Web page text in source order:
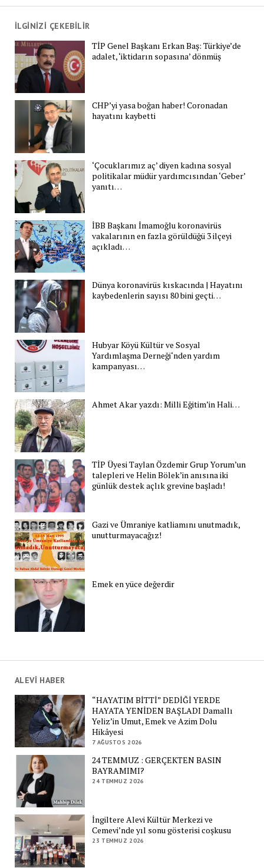
İLGİNİZİ ÇEKEBİLİR
TİP Genel Başkanı Erkan Baş: Türkiye’de
adalet, ‘iktidarın sopasına’ dönmüş
CHP’yi yasa boğan haber! Coronadan
hayatını kaybetti
‘Çocuklarımız aç’ diyen kadına sosyal
politikalar müdür yardımcısından ‘Geber’
yanıtı…
İBB Başkanı İmamoğlu koronavirüs
vakalarının en fazla görüldüğü 3 ilçeyi
açıkladı…
Dünya koronavirüs kıskacında | Hayatını
kaybedenlerin sayısı 80 bini geçti…
Hubyar Köyü Kültür ve Sosyal
Yardımlaşma Derneği‘nden yardım
kampanyası…
Ahmet Akar yazdı: Milli Eğitim’in Hali…
TİP Üyesi Taylan Özdemir Grup Yorum’un
talepleri ve Helin Bölek’in anısına iki
günlük destek açlık grevine başladı!
Gazi ve Ümraniye katliamını unutmadık,
unutturmayacağız!
Emek en yüce değerdir
ALEVİ HABER
“HAYATIM BİTTİ” DEDİĞİ YERDE
HAYATA YENİDEN BAŞLADI Damallı
Yeliz’in Umut, Emek ve Azim Dolu
Hikâyesi
7 AĞUSTOS 2026
24 TEMMUZ : GERÇEKTEN BASIN
BAYRAMIMI?
24 TEMMUZ 2026
İngiltere Alevi Kültür Merkezi ve
Cemevi’nde yıl sonu gösterisi coşkusu
23 TEMMUZ 2026